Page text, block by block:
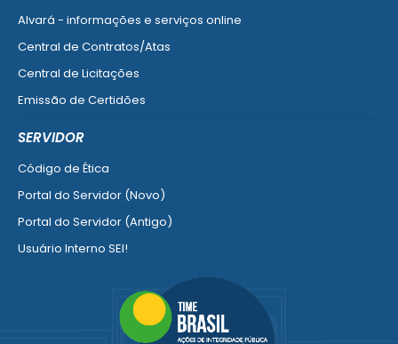
Alvará - informações e serviços online
Central de Contratos/Atas
Central de Licitações
Emissão de Certidões
SERVIDOR
Código de Ética
Portal do Servidor (Novo)
Portal do Servidor (Antigo)
Usuário Interno SEI!
Portal do Segurado